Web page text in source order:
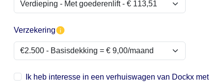
Verzekering
Ik heb interesse in een verhuiswagen van Dockx met